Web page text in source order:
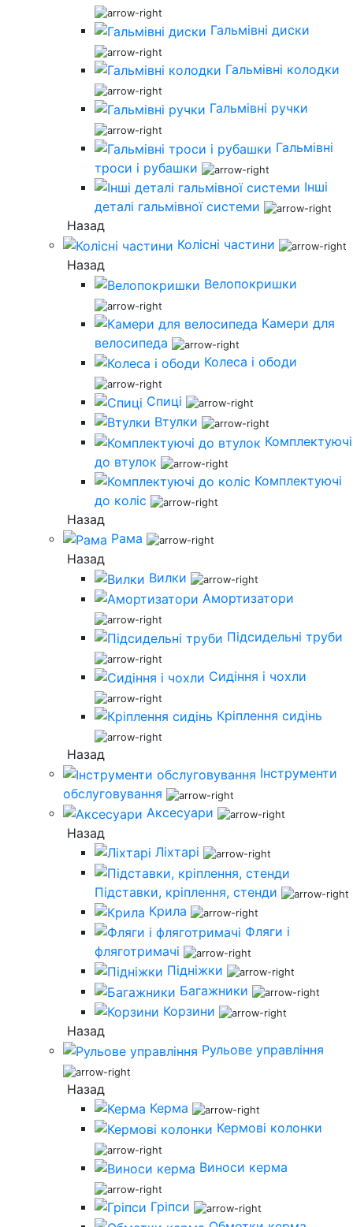
Гальмівні диски
Гальмівні колодки
Гальмівні ручки
Гальмівні
троси і рубашки
Інші
деталі гальмівної системи
Назад
Колісні частини
Назад
Велопокришки
Камери для
велосипеда
Колеса і ободи
Спиці
Втулки
Комплектуючі
до втулок
Комплектуючі
до коліс
Назад
Рама
Назад
Вилки
Амортизатори
Підсидельні труби
Сидіння і чохли
Кріплення сидінь
Назад
Інструменти
обслуговування
Аксесуари
Назад
Ліхтарі
Підставки, кріплення, стенди
Крила
Фляги і
фляготримачі
Підніжки
Багажники
Корзини
Назад
Рульове управління
Назад
Керма
Кермові колонки
Виноси керма
Гріпси